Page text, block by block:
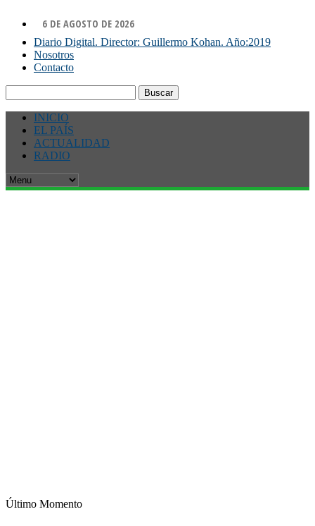
6 DE AGOSTO DE 2026
Diario Digital. Director: Guillermo Kohan. Año:2019
Nosotros
Contacto
INICIO
EL PAÍS
ACTUALIDAD
RADIO
Último Momento